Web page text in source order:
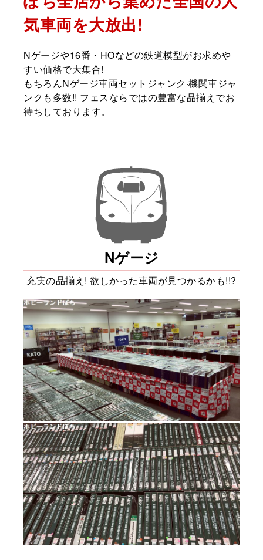
気車両を大放出!
Nゲージや16番・HOなどの鉄道模型がお求めや
すい価格で大集合!
もちろんNゲージ車両セットジャンク·機関車ジャ
ンクも多数!! フェスならではの豊富な品揃えでお
待ちしております。
Nゲージ
充実の品揃え!欲しかった車両が見つかるかも!!?